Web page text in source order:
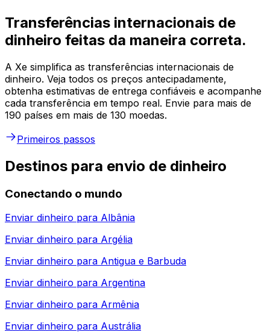
Transferências internacionais de
dinheiro feitas da maneira correta.
A Xe simplifica as transferências internacionais de
dinheiro. Veja todos os preços antecipadamente,
obtenha estimativas de entrega confiáveis e acompanhe
cada transferência em tempo real. Envie para mais de
190 países em mais de 130 moedas.
Primeiros passos
Destinos para envio de dinheiro
Conectando o mundo
Enviar dinheiro para Albânia
Enviar dinheiro para Argélia
Enviar dinheiro para Antigua e Barbuda
Enviar dinheiro para Argentina
Enviar dinheiro para Armênia
Enviar dinheiro para Austrália